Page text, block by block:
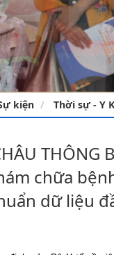
kiện Thời sự - Y
chữa
dữ liệu